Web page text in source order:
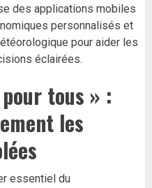
des applications mobiles
personnalisés et
pour aider les
éclairées.
tous » :
les
essentiel du